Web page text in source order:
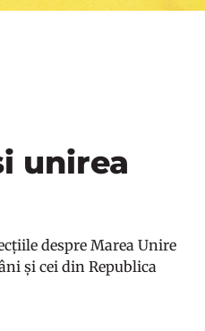
unirea
despre Marea Unire
și cei din Republica